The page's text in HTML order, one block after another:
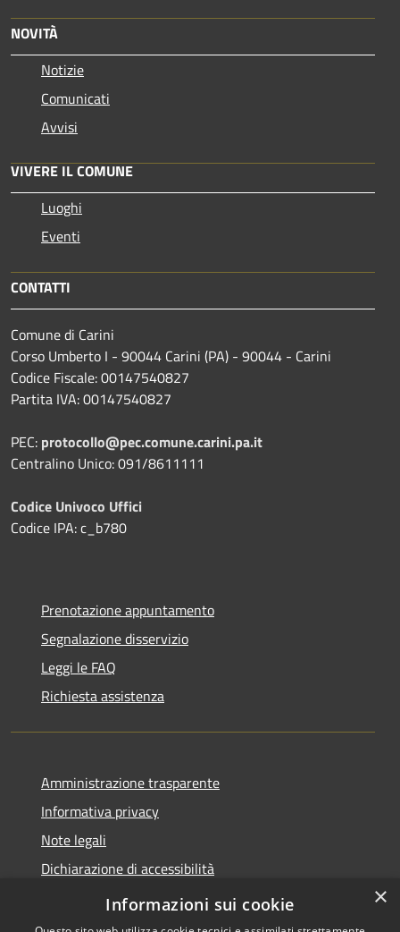
NOVITÀ
Notizie
Comunicati
Avvisi
VIVERE IL COMUNE
Luoghi
Eventi
CONTATTI
Comune di Carini
Corso Umberto I - 90044 Carini (PA) - 90044 - Carini
Codice Fiscale: 00147540827
Partita IVA: 00147540827
PEC: protocollo@pec.comune.carini.pa.it
Centralino Unico: 091/8611111
Codice Univoco Uffici
Codice IPA: c_b780
Prenotazione appuntamento
Segnalazione disservizio
Leggi le FAQ
Richiesta assistenza
Amministrazione trasparente
Informativa privacy
Note legali
Dichiarazione di accessibilità
Privacy e protezione dei dati
×
Informazioni sui cookie